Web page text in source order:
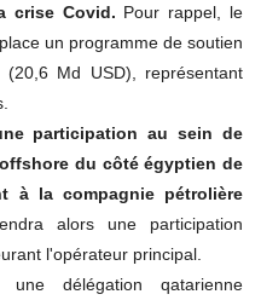
crise Covid. Pour rappel, le
un programme de soutien
Md USD), représentant
participation au sein de
du côté égyptien de
à la compagnie pétrolière
alors une participation
l'opérateur principal.
délégation qatarienne